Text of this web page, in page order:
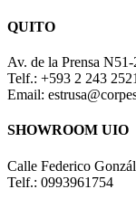
QUITO
Av. de la Prensa
Telf.: +593 2 243 2521
Email:
SHOWROOM UIO
Calle Federico
Telf.: 0993961754